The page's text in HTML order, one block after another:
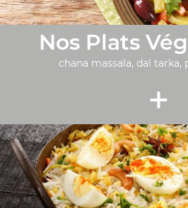
Nos Plats
chana massala, dal tarka,
+